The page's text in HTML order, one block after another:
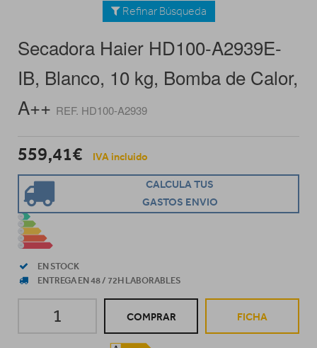
Refinar Búsqueda
Secadora Haier HD100-A2939E-
IB, Blanco, 10 kg, Bomba de Calor,
A++ REF. HD100-A2939
559,41€ IVA incluido
CALCULA TUS
GASTOS ENVIO
EN STOCK
ENTREGA EN 48 / 72H LABORABLES
COMPRAR FICHA